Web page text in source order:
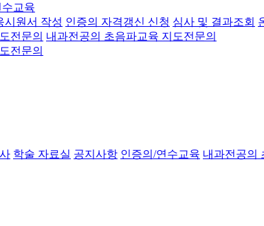
교육
시원서 작성 인증의 자격갱신 신청 심사 및 결과조회
전문의 내과전공의 초음파교육 지도전문의
전문의
학술 자료실 공지사항 인증의/연수교육 내과전공의